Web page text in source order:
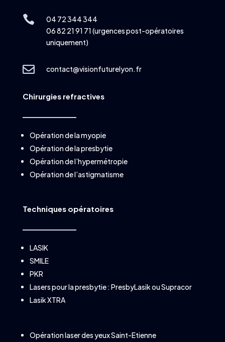

04 72 344 344
06 82 21 91 71 (urgences post-opératoires
uniquement)
 contact@visionfuturelyon.fr
Chirurgies refractives
Opération de la myopie
Opération de la presbytie
Opération de l’hypermétropie
Opération de l’astigmatisme
Techniques opératoires
LASIK
SMILE
PKR
Lasers pour la presbytie :PresbyLasikouSupracor
Lasik XTRA
Opération laser des yeux Saint-Etienne